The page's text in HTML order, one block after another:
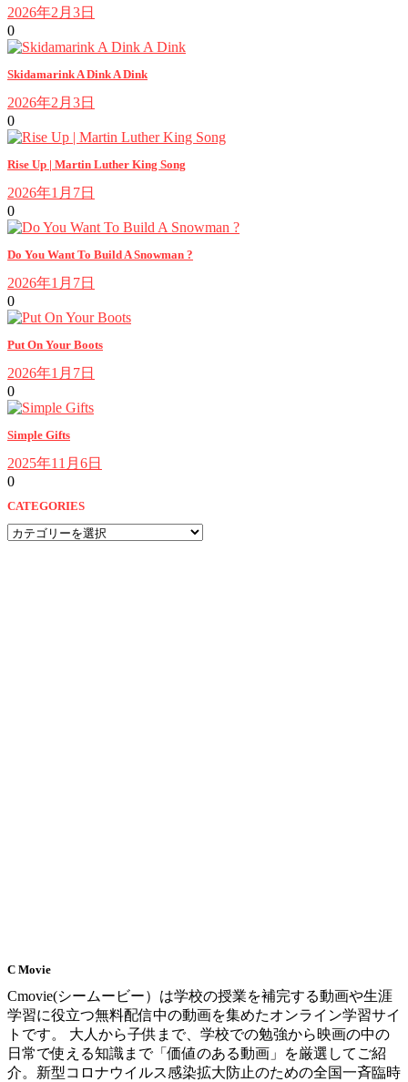
2026年2月3日
0
Skidamarink A Dink A Dink
2026年2月3日
0
Rise Up | Martin Luther King Song
2026年1月7日
0
Do You Want To Build A Snowman ?
2026年1月7日
0
Put On Your Boots
2026年1月7日
0
Simple Gifts
2025年11月6日
0
CATEGORIES
CATEGORIES
C Movie
Cmovie(シームービー）は学校の授業を補完する動画や生涯
学習に役立つ無料配信中の動画を集めたオンライン学習サイ
トです。 大人から子供まで、学校での勉強から映画の中の
日常で使える知識まで「価値のある動画」を厳選してご紹
介。新型コロナウイルス感染拡大防止のための全国一斉臨時